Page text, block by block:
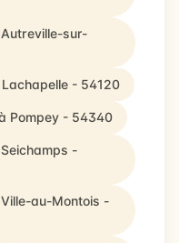
sur-
- 54120
Pompey - 54340
-
au-Montois -